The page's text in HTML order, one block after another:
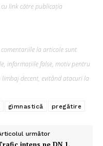
link către publicația
la articole sunt
informațiile false, motiv pentru
decent, evitând atacuri la
gimnastică pregătire
următor